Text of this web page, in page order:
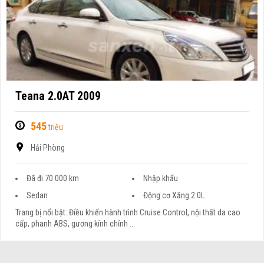
Teana 2.0AT 2009
545triệu
Hải Phòng
Đã đi 70.000 km
Nhập khẩu
Sedan
Động cơ Xăng 2.0L
Trang bị nổi bật: Điều khiển hành trình Cruise Control, nội thất da cao
cấp, phanh ABS, gương kính chỉnh ...